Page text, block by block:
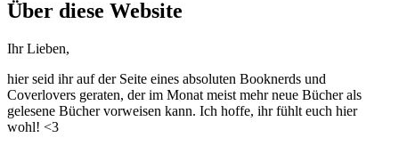
Über diese Website
Ihr Lieben,
hier seid ihr auf der Seite eines absoluten Booknerds und
Coverlovers geraten, der im Monat meist mehr neue Bücher als
gelesene Bücher vorweisen kann. Ich hoffe, ihr fühlt euch hier
wohl! <3